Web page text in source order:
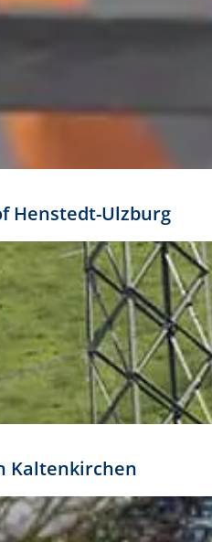
Formathöhe. Daraus
im Layout:
auch größer oder kleiner
Marketingabteilung.
Henstedt-Ulzburg
Kaltenkirchen